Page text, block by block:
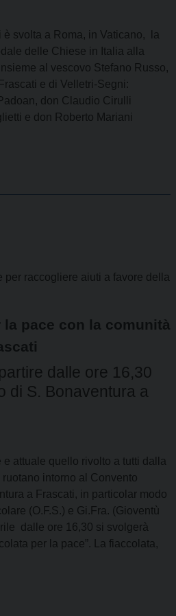
è svolta a Roma, in Vaticano, la
delle Chiese in Italia alla
al vescovo Stefano Russo,
e di Velletri-Segni:
don Claudio Cirulli
e don Roberto Mariani
per raccogliere aiuti a favore della
la pace con la comunità
dalle ore 16,30
di S. Bonaventura a
e attuale quello rivolto a tutti dalla
intorno al Convento
a Frascati, in particolar modo
(O.F.S.) e Gi.Fra. (Gioventù
dalle ore 16,30 si svolgerà
per la pace”. La fiaccolata,